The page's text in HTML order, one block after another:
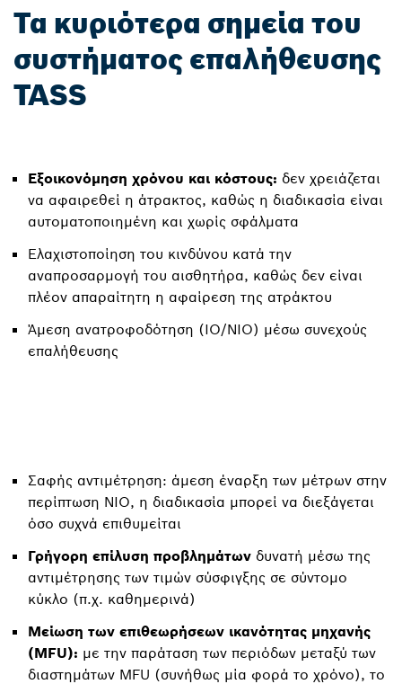
Τα κυριότερα σημεία του
συστήματος επαλήθευσης
TASS
Εξοικονόμηση χρόνου και κόστους: δεν χρειάζεται
να αφαιρεθεί η άτρακτος, καθώς η διαδικασία είναι
αυτοματοποιημένη και χωρίς σφάλματα
Ελαχιστοποίηση του κινδύνου κατά την
αναπροσαρμογή του αισθητήρα, καθώς δεν είναι
πλέον απαραίτητη η αφαίρεση της ατράκτου
Άμεση ανατροφοδότηση (IO/NIO) μέσω συνεχούς
επαλήθευσης
Σαφής αντιμέτρηση: άμεση έναρξη των μέτρων στην
περίπτωση NIO, η διαδικασία μπορεί να διεξάγεται
όσο συχνά επιθυμείται
Γρήγορη επίλυση προβλημάτων δυνατή μέσω της
αντιμέτρησης των τιμών σύσφιγξης σε σύντομο
κύκλο (π.χ. καθημερινά)
Μείωση των επιθεωρήσεων ικανότητας μηχανής
(MFU): με την παράταση των περιόδων μεταξύ των
διαστημάτων MFU (συνήθως μία φορά το χρόνο), το